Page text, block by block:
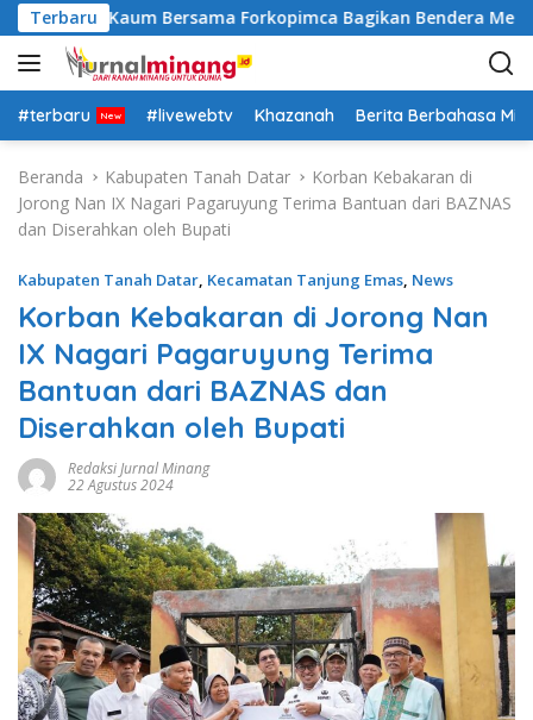
a
g
u
Terbaru
Lima Kaum Bersama Forkopimca Bagikan Bendera Merah
#terbaru #livewebtv Khazanah Berita Berbahasa
Beranda Kabupaten Tanah Datar
Korban Kebakaran di
Jorong Nan IX Nagari Pagaruyung Terima Bantuan dari BAZNAS
dan Diserahkan oleh Bupati
Kabupaten Tanah Datar, Kecamatan Tanjung Emas, News
Korban Kebakaran di Jorong Nan
IX Nagari Pagaruyung Terima
Bantuan dari BAZNAS dan
Diserahkan oleh Bupati
Redaksi Jurnal Minang
22 Agustus 2024